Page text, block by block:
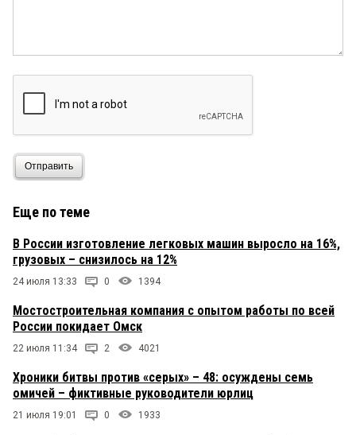
Отправить
Еще по теме
В России изготовление легковых машин выросло на 16%,
грузовых – снизилось на 12%
24 июля 13:33 0 1394
Мостостроительная компания с опытом работы по всей
России покидает Омск
22 июля 11:34 2 4021
Хроники битвы против «серых» – 48: осуждены семь
омичей – фиктивные руководители юрлиц
21 июля 19:01 0 1933